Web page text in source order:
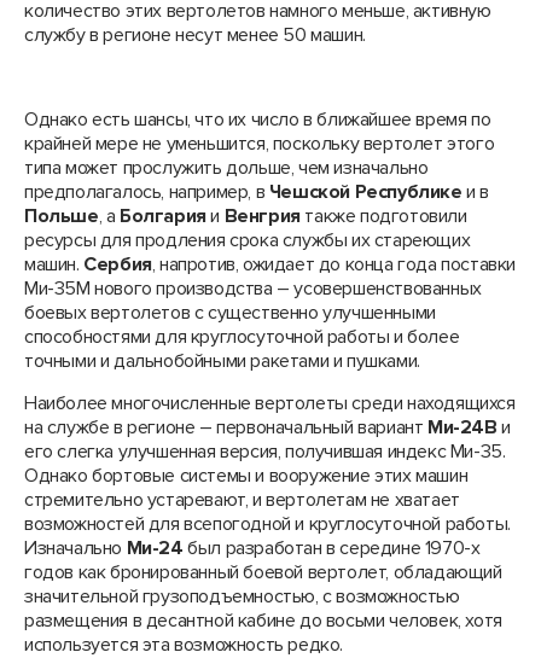
количество этих вертолетов намного меньше, активную
службу в регионе несут менее 50 машин.
Однако есть шансы, что их число в ближайшее время по
крайней мере не уменьшится, поскольку вертолет этого
типа может прослужить дольше, чем изначально
предполагалось, например, в Чешской Республике и в
Польше, а Болгария и Венгрия также подготовили
ресурсы для продления срока службы их стареющих
машин. Сербия, напротив, ожидает до конца года поставки
Ми-35М нового производства – усовершенствованных
боевых вертолетов с существенно улучшенными
способностями для круглосуточной работы и более
точными и дальнобойными ракетами и пушками.
Наиболее многочисленные вертолеты среди находящихся
на службе в регионе – первоначальный вариант Ми-24В и
его слегка улучшенная версия, получившая индекс Ми-35.
Однако бортовые системы и вооружение этих машин
стремительно устаревают, и вертолетам не хватает
возможностей для всепогодной и круглосуточной работы.
Изначально Ми-24 был разработан в середине 1970-х
годов как бронированный боевой вертолет, обладающий
значительной грузоподъемностью, с возможностью
размещения в десантной кабине до восьми человек, хотя
используется эта возможность редко.